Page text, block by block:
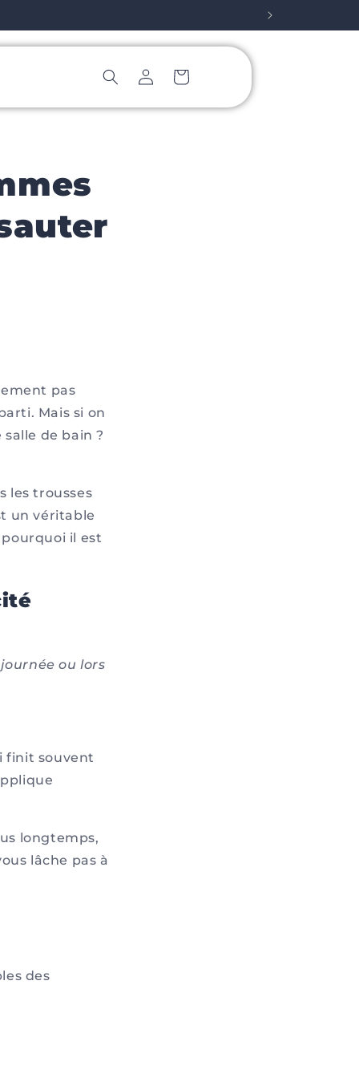
Log
in
Cart
pas
Mais si on
de bain ?
les trousses
un véritable
il est
ou lors
finit souvent
longtemps,
lâche pas à
des